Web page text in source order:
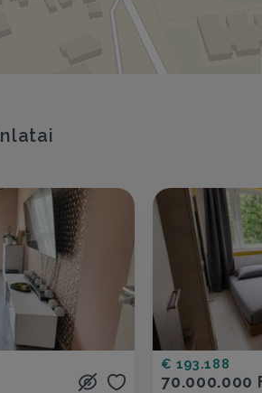
€ 193.188
70.000.000